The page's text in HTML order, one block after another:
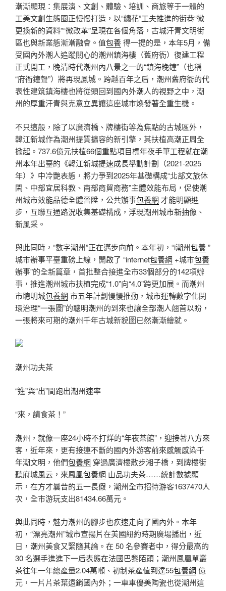
漸漸顯現：集展演、文創、體驗、培訓、商旅等于一體的
工美文創生態圈正慢慢打造，以“繡花”工夫推進的街巷“微
更換新的資料”“微改革”呈現在各個角落，古城汗青文明街
區也與新業態漸漸融會。值包養得一提的是，本年5月，備
受國內外潮人追蹤關心的潮州鎮海樓（舊府衙）復建工程
正式開工，晚清時代潮州內八景之一的“鎮海晚鐘”（也稱
“府衙鐘聲”）將再現鳳城。跨越百年之后，潮州舊府衙的代
表性建筑鎮海樓也將從頭回到國內外潮人的視野之中，潮
州的厚重汗青與克意立異讓這座城市煥發著全重生機。
不只這般，除了以廣濟橋、牌樓街等為焦點的古城區外，
韓江新城作為潮州提質擴容的新引擎，其扶植高潮正周全
掀起。737.6億元扶植66個重點項目標年夜手筆工程就在潮
州本年出臺的《韓江新城提速成長舉動計劃（2021-2025
年）》中冷艷表態，將力爭到2025年基礎構成“北部文旅休
閑、中部宜居科教、南部商貿商務”主體效能布局，促使潮
州城市效能品德全體晉陞，公共辦事包養網 才能明顯進
步，互聯互通路況收集基礎構成，浮現潮州城市新抽像、
新風采。
與此同時，“數字潮州”正在邁步向前。本年初，“i潮州包養”
城市辦事平臺重磅上線，開啟了 “internet包養網 +城市包養
辦事”的全新篇章，首批整合接進全市33個部分的142項辦
事，推進潮州城市扶植完成“1.0”向“4.0”跨更加展。而潮州
市聰明城包養網 市五年計劃慢慢推動，城市運轉數字化閉
環治理“一張圖”的聰明潮州的到來也讓全部潮人翹首以盼，
一張將來可期的潮州千年古城新貌圖已然漸漸繪就。
潮州功夫茶
“進”與“出”間跑出潮州速率
“來，請食茶！”
潮州，就像一座24小時不打烊的“年夜茶館”，迎接著八方來
客，近年來，更有接連不斷的國內外游客前來感觸感染千
年潮文明，他們包養網 穿過廣濟樓散步湘子橋，到牌樓街
聽府城風云，來鳳凰包養網 山品功夫茶……統計數據顯
示，在方才曩昔的五一長假，潮州全市招待游客1637470人
次，全市游玩支出81434.66萬元。
與此同時，魅力潮州的腳步也疾速走向了國內外。本年
初，“漂亮潮州”城市宣揚片在美國紐約時期廣場播出，近
日，潮州美食又緊隨其論。在 50 名參賽者中，得分最高的
30 名選手進進下一后表態在法國巴黎陌頭；潮州鳳凰單叢
茶往年一年總產量2.04萬噸、初制茶產值到達55包養網 億
元，一片片茶葉遠銷國內外；一車車優美陶瓷也從潮州這